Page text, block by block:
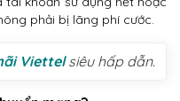
phải bị lãng phí cước.
Viettelsiêu hấp dẫn.